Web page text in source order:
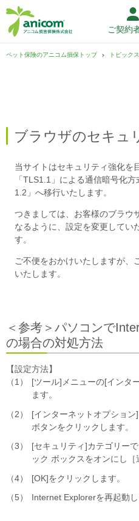
ご契約
ペット保険のアニコム損保トップ トピックス
ブラウザのセキュ
当サイトはセキュリティ強化を
「TLS1.1」による通信暗号化
1.2」へ移行いたします。
つきましては、お客様のブラウ
なるように、設定を変更してい
す。
ご不便をおかけいたしますが、
いたします。
＜参考＞パソコンで
の場合の対処方法
【設定方法】
（1）
[ツール]メニューの[インタ
ます。
（2）
[インターネットオプショ
ボタンをクリックします。
（3）
[セキュリティ]カテゴリー
ック ボックスをオンにし［
（4）
[OK]をクリックします。
（5）
Internet Explorerを再起動し